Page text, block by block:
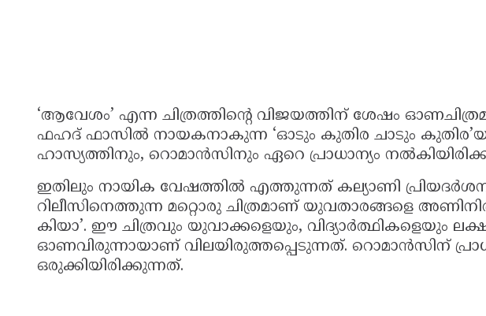
‘ആവേശം’ എന്ന ചിത്രത്തിന്റെ വിജയത്തിന് ശേഷം
ഫഹദ് ഫാസിൽ നായകനാകുന്ന ‘ഓടും കുതിര ചാടും
ഹാസ്യത്തിനും, റൊമാൻസിനും ഏറെ പ്രാധാന്യം
ഇതിലും നായിക വേഷത്തിൽ എത്തുന്നത് കല്യാണി
റിലീസിനെത്തുന്ന മറ്റൊരു ചിത്രമാണ് യുവതാരങ്ങളെ
കിയാ’. ഈ ചിത്രവും യുവാക്കളെയും, വിദ്യാർത്ഥികളെയും
ഓണവിരുന്നായാണ് വിലയിരുത്തപ്പെടുന്നത്. റൊമാൻസിന്
ഒരുക്കിയിരിക്കുന്നത്.